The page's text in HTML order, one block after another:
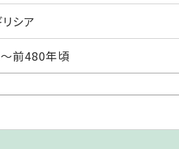
シア
前480年頃